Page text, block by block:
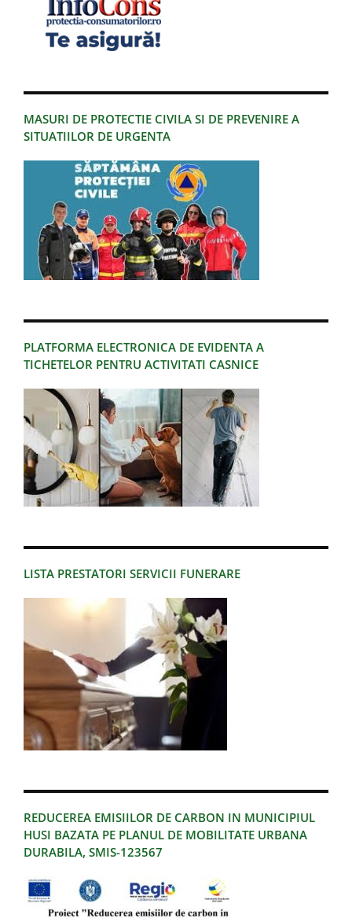
MASURI DE PROTECTIE CIVILA SI DE PREVENIRE A
SITUATIILOR DE URGENTA
PLATFORMA ELECTRONICA DE EVIDENTA A
TICHETELOR PENTRU ACTIVITATI CASNICE
LISTA PRESTATORI SERVICII FUNERARE
REDUCEREA EMISIILOR DE CARBON IN MUNICIPIUL
HUSI BAZATA PE PLANUL DE MOBILITATE URBANA
DURABILA, SMIS-123567